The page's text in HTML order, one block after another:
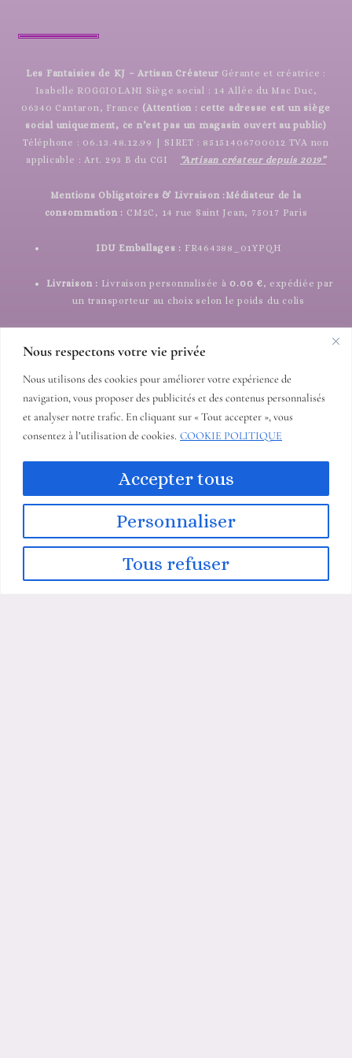
Nous respectons votre vie privée
Nous utilisons des cookies pour améliorer votre expérience de
navigation, vous proposer des publicités et des contenus personnalisés
et analyser notre trafic. En cliquant sur « Tout accepter », vous
consentez à l’utilisation de cookies. COOKIE POLITIQUE
Personnaliser
Tous refuser
Accepter tous
Les Fantaisies de KJ – Artisan Créateur Gérante et créatrice :
Isabelle ROGGIOLANI Siège social : 14 Allée du Mac Duc,
06340 Cantaron, France (Attention : cette adresse est un siège
social uniquement, ce n’est pas un magasin ouvert au public)
Téléphone : 06.13.48.12.99 | SIRET : 85151406700012 TVA non
applicable : Art. 293 B du CGI
“Artisan créateur depuis 2019”
Mentions Obligatoires & Livraison :Médiateur de la
consommation : CM2C, 14 rue Saint Jean, 75017 Paris
IDU Emballages : FR464388_01YPQH
Livraison : Livraison personnalisée à 0.00 €, expédiée par
un transporteur au choix selon le poids du colis
14 allée du mas duc 06340 Nice France